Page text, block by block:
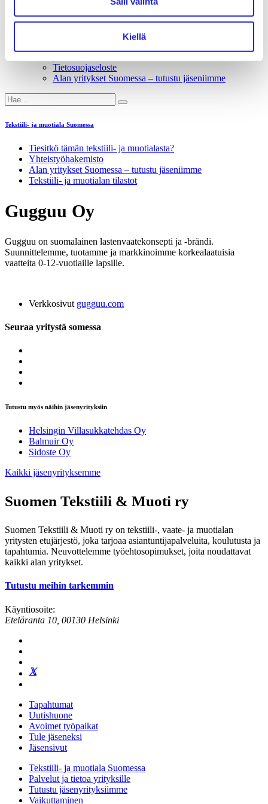
Kiellä
Suomen Tekstiili & Muoti 120 vuotta
Laskutusosoite
Tietosuojaseloste
Alan yritykset Suomessa – tutustu jäseniimme
Tekstiili- ja muotiala Suomessa
Tiesitkö tämän tekstiili- ja muotialasta?
Yhteistyö­hakemisto
Alan yritykset Suomessa – tutustu jäseniimme
Tekstiili- ja muotialan tilastot
Gugguu Oy
Gugguu on suomalainen lastenvaatekonsepti ja -brändi.
Suunnittelemme, tuotamme ja markkinoimme korkealaatuisia
vaatteita 0-12-vuotiaille lapsille.
Verkkosivut gugguu.com
Seuraa yritystä somessa
Tutustu myös näihin jäsenyrityksiin
Helsingin Villasukkatehdas Oy
Balmuir Oy
Sidoste Oy
Kaikki jäsenyrityksemme
Suomen Tekstiili & Muoti ry
Suomen Tekstiili & Muoti ry on tekstiili-, vaate- ja muotialan
yritysten etujärjestö, joka tarjoaa asiantuntijapalveluita, koulutusta ja
tapahtumia. Neuvottelemme työehtosopimukset, joita noudattavat
kaikki alan yritykset.
Tutustu meihin tarkemmin
Käyntiosoite:
Eteläranta 10, 00130 Helsinki
Tapahtumat
Uutishuone
Avoimet työpaikat
Tule jäseneksi
Jäsensivut
Tekstiili- ja muotiala Suomessa
Palvelut ja tietoa yrityksille
Tutustu jäsenyrityksiimme
Vaikuttaminen